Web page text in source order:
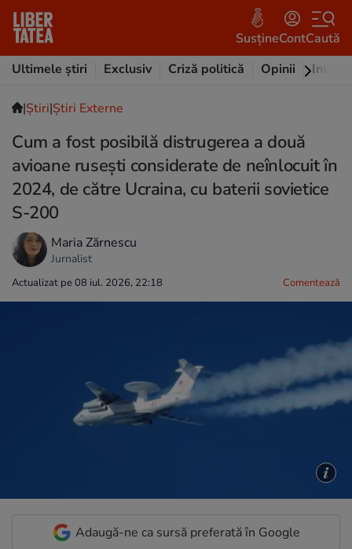
SusțineContCaută
Ultimele știri
Exclusiv Criză politică Opinii
|Ştiri|Știri Externe
Cum a fost posibilă distrugerea a două
avioane rusești considerate de neînlocuit în
2024, de către Ucraina, cu baterii sovietice
S-200
Maria Zărnescu
Jurnalist
Actualizat pe 08 iul. 2026, 22:18 Comentează
Adaugă-ne ca sursă preferată în Google